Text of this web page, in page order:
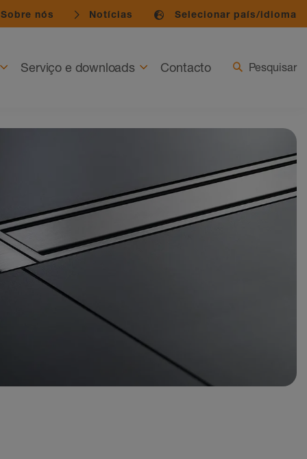
nós Notícias Selecionar país/idioma
Serviço e downloads Contacto Pesquisar